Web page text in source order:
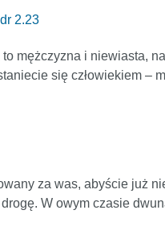
2.23
mężczyzna i niewiasta,
się człowiekiem –
za was, abyście już
W owym czasie